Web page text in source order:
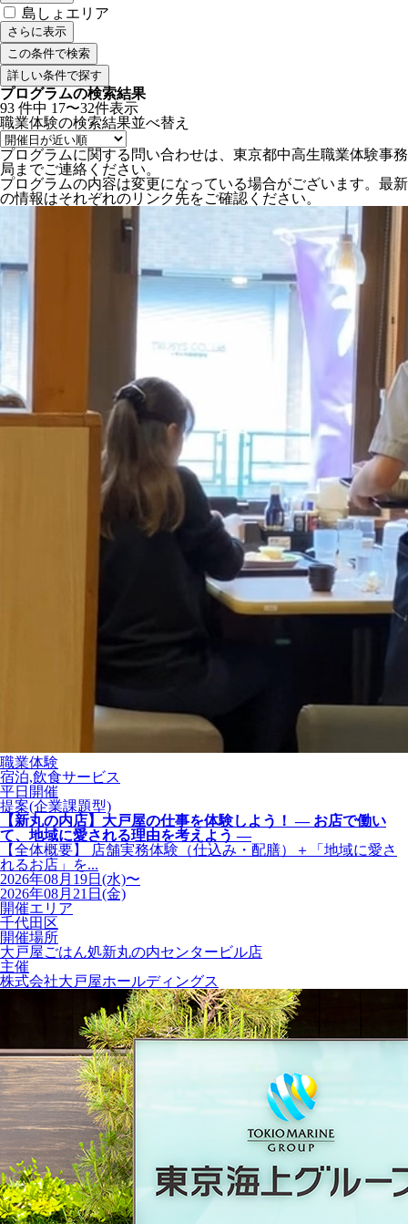
島しょエリア
さらに表示
詳しい条件で探す
プログラムの検索結果
93 件中 17〜32件表示
職業体験の検索結果並べ替え
プログラムに関する問い合わせは、東京都中高生職業体験事務
局までご連絡ください。
プログラムの内容は変更になっている場合がございます。最新
の情報はそれぞれのリンク先をご確認ください。
職業体験
宿泊,飲食サービス
平日開催
提案(企業課題型)
【新丸の内店】大戸屋の仕事を体験しよう！ ― お店で働い
て、地域に愛される理由を考えよう ―
【全体概要】 店舗実務体験（仕込み・配膳）＋「地域に愛さ
れるお店」を...
2026年08月19日(水)〜
2026年08月21日(金)
開催エリア
千代田区
開催場所
大戸屋ごはん処新丸の内センタービル店
主催
株式会社大戸屋ホールディングス